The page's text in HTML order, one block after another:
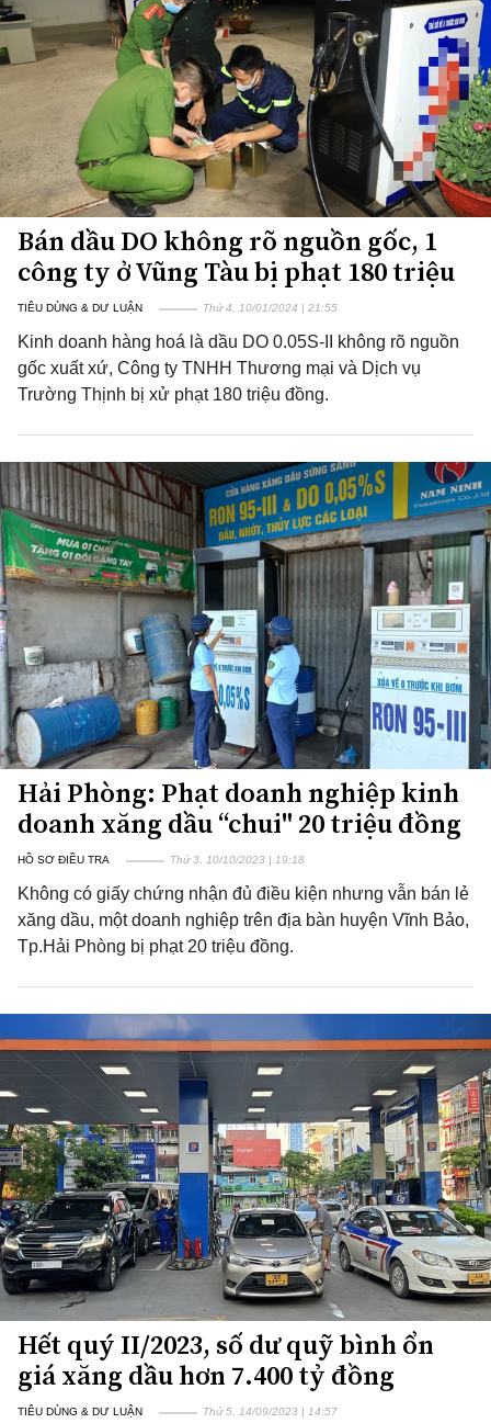
Bán dầu DO không rõ nguồn gốc, 1
công ty ở Vũng Tàu bị phạt 180 triệu
TIÊU DÙNG & DƯ LUẬN Thứ 4, 10/01/2024 | 21:55
Kinh doanh hàng hoá là dầu DO 0.05S-II không rõ nguồn
gốc xuất xứ, Công ty TNHH Thương mại và Dịch vụ
Trường Thịnh bị xử phạt 180 triệu đồng.
Hải Phòng: Phạt doanh nghiệp kinh
doanh xăng dầu “chui" 20 triệu đồng
HỒ SƠ ĐIỀU TRA Thứ 3, 10/10/2023 | 19:18
Không có giấy chứng nhận đủ điều kiện nhưng vẫn bán lẻ
xăng dầu, một doanh nghiệp trên địa bàn huyện Vĩnh Bảo,
Tp.Hải Phòng bị phạt 20 triệu đồng.
Hết quý II/2023, số dư quỹ bình ổn
giá xăng dầu hơn 7.400 tỷ đồng
TIÊU DÙNG & DƯ LUẬN Thứ 5, 14/09/2023 | 14:57